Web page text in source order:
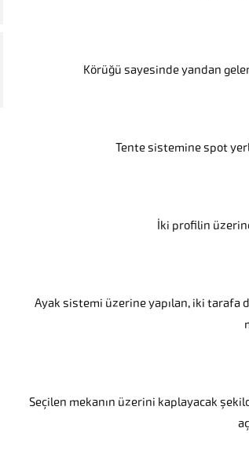
Körüğü sayesinde yandan
Tente sistemine spot
İki profilin
Ayak sistemi üzerine yapılan, iki tarafa
Seçilen mekanın üzerini kaplayacak